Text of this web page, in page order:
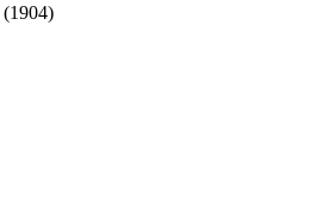
(1904)